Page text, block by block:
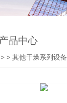
品中心
> >其他干燥系列设备